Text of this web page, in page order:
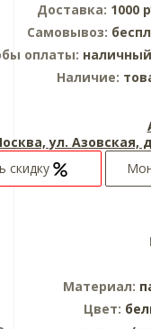
Доставка: 1000
Самовывоз:
оплаты:
Наличие:
ул. Азовская,
скидку
Материал:
Цвет: